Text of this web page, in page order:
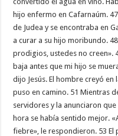
hijo enfermo en Cafarnaúm.
de Judea y se encontraba en
a curar a su hijo moribundo.
prodigios, ustedes no creen».
baja antes que mi hijo se
dijo Jesús. El hombre creyó en
puso en camino. 51 Mientras
servidores y la anunciaron
hora se había sentido mejor.
fiebre», le respondieron. 53